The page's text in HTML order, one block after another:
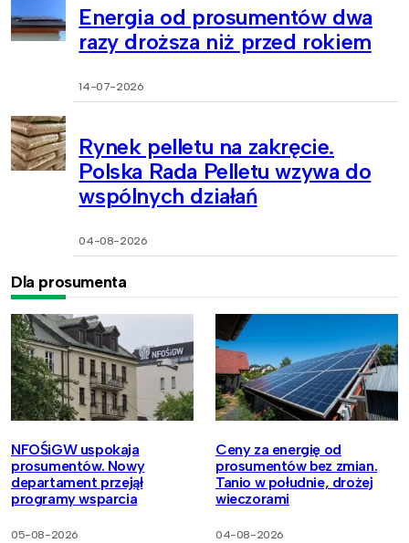
Energia od prosumentów dwa
razy droższa niż przed rokiem
14-07-2026
Rynek pelletu na zakręcie.
Polska Rada Pelletu wzywa do
wspólnych działań
04-08-2026
Dla prosumenta
NFOŚiGW uspokaja
prosumentów. Nowy
departament przejął
programy wsparcia
05-08-2026
Ceny za energię od
prosumentów bez zmian.
Tanio w południe, drożej
wieczorami
04-08-2026